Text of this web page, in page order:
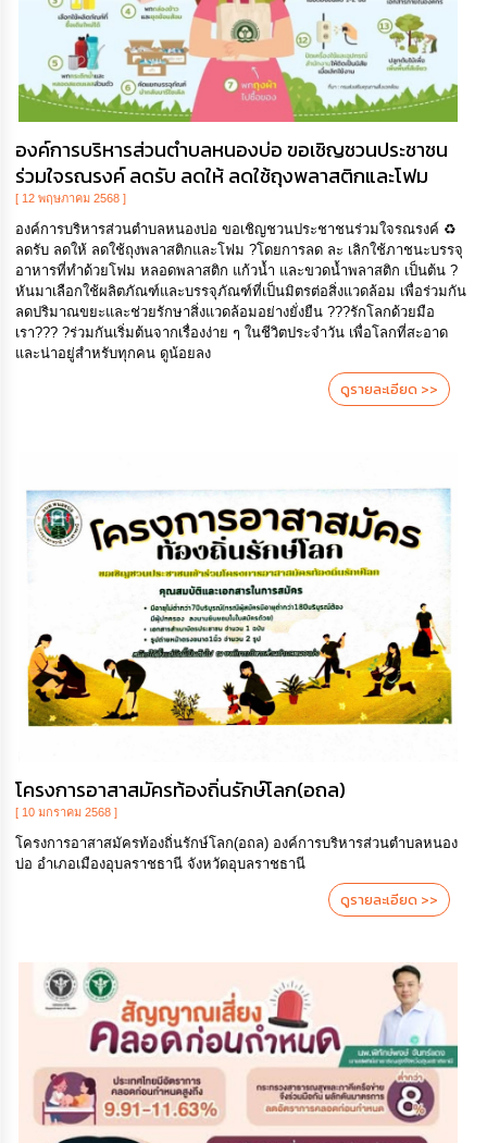
องค์การบริหารส่วนตำบลหนองบ่อ ขอเชิญชวนประชาชน
ร่วมใจรณรงค์ ลดรับ ลดให้ ลดใช้ถุงพลาสติกและโฟม
[ 12 พฤษภาคม 2568 ]
องค์การบริหารส่วนตำบลหนองบ่อ ขอเชิญชวนประชาชนร่วมใจรณรงค์ ♻️
ลดรับ ลดให้ ลดใช้ถุงพลาสติกและโฟม ?โดยการลด ละ เลิกใช้ภาชนะบรรจุ
อาหารที่ทำด้วยโฟม หลอดพลาสติก แก้วน้ำ และขวดน้ำพลาสติก เป็นต้น ?️
หันมาเลือกใช้ผลิตภัณฑ์และบรรจุภัณฑ์ที่เป็นมิตรต่อสิ่งแวดล้อม เพื่อร่วมกัน
ลดปริมาณขยะและช่วยรักษาสิ่งแวดล้อมอย่างยั่งยืน ???รักโลกด้วยมือ
เรา??? ?ร่วมกันเริ่มต้นจากเรื่องง่าย ๆ ในชีวิตประจำวัน เพื่อโลกที่สะอาด
และน่าอยู่สำหรับทุกคน ดูน้อยลง
ดูรายละเอียด >>
โครงการอาสาสมัครท้องถิ่นรักษ์โลก(อถล)
[ 10 มกราคม 2568 ]
โครงการอาสาสมัครท้องถิ่นรักษ์โลก(อถล) องค์การบริหารส่วนตำบลหนอง
บ่อ อำเภอเมืองอุบลราชธานี จังหวัดอุบลราชธานี
ดูรายละเอียด >>